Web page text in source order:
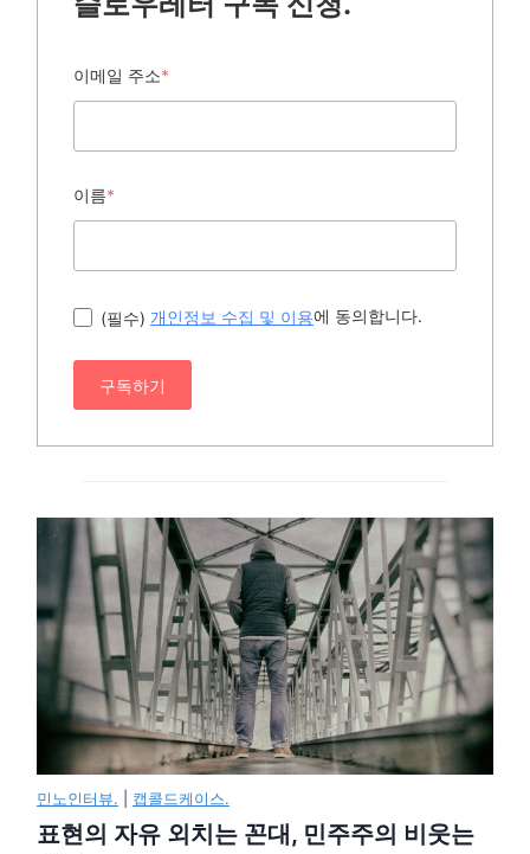
이메일 주소*
이름*
(필수) 개인정보 수집 및 이용에 동의합니다.
구독하기
민노인터뷰. 캡콜드케이스.
표현의 자유 외치는 꼰대, 민주주의 비웃는